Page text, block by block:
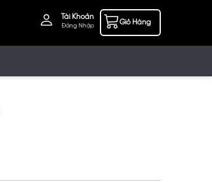
Tài Khoản
Đăng Nhập Giỏ Hàng